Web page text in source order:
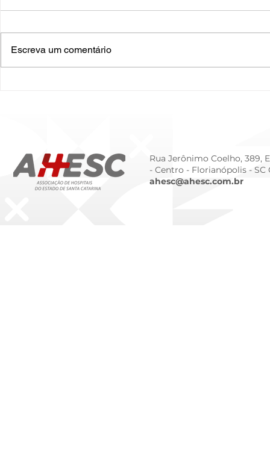
Escreva um comentário
Rua Jerônimo Coelho, 389,
- Centro - Florianópolis - SC
ahesc@ahesc.com.br